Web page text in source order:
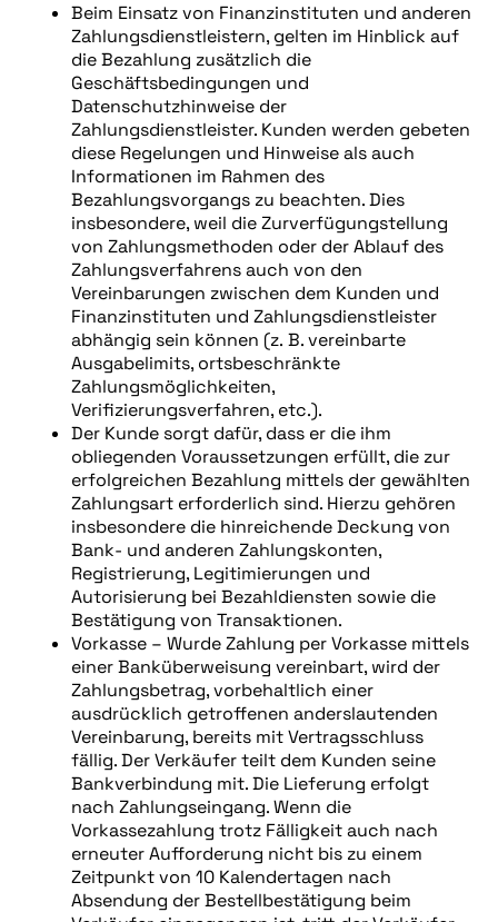
Beim Einsatz von Finanzinstituten und anderen
Zahlungsdienstleistern, gelten im Hinblick auf
die Bezahlung zusätzlich die
Geschäftsbedingungen und
Datenschutzhinweise der
Zahlungsdienstleister. Kunden werden gebeten
diese Regelungen und Hinweise als auch
Informationen im Rahmen des
Bezahlungsvorgangs zu beachten. Dies
insbesondere, weil die Zurverfügungstellung
von Zahlungsmethoden oder der Ablauf des
Zahlungsverfahrens auch von den
Vereinbarungen zwischen dem Kunden und
Finanzinstituten und Zahlungsdienstleister
abhängig sein können (z. B. vereinbarte
Ausgabelimits, ortsbeschränkte
Zahlungsmöglichkeiten,
Verifizierungsverfahren, etc.).
Der Kunde sorgt dafür, dass er die ihm
obliegenden Voraussetzungen erfüllt, die zur
erfolgreichen Bezahlung mittels der gewählten
Zahlungsart erforderlich sind. Hierzu gehören
insbesondere die hinreichende Deckung von
Bank- und anderen Zahlungskonten,
Registrierung, Legitimierungen und
Autorisierung bei Bezahldiensten sowie die
Bestätigung von Transaktionen.
Vorkasse – Wurde Zahlung per Vorkasse mittels
einer Banküberweisung vereinbart, wird der
Zahlungsbetrag, vorbehaltlich einer
ausdrücklich getroffenen anderslautenden
Vereinbarung, bereits mit Vertragsschluss
fällig. Der Verkäufer teilt dem Kunden seine
Bankverbindung mit. Die Lieferung erfolgt
nach Zahlungseingang. Wenn die
Vorkassezahlung trotz Fälligkeit auch nach
erneuter Aufforderung nicht bis zu einem
Zeitpunkt von 10 Kalendertagen nach
Absendung der Bestellbestätigung beim